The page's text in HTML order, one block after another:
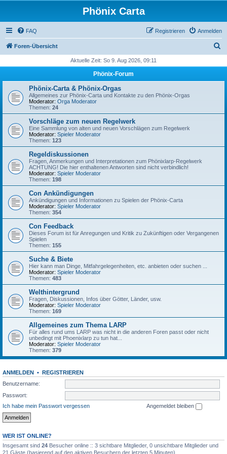
Phönix Carta
FAQ Anmelden
Registrieren
Foren-Übersicht
h
Aktuelle Zeit: So 9. Aug 2026, 09:11
Phönix-Forum
Phönix-Carta & Phönix-Orgas
Allgemeines zur Phönix-Carta und Kontakte zu den Phönix-Orgas
Moderator: Orga Moderator
Themen: 24
Vorschläge zum neuen Regelwerk
Eine Sammlung von alten und neuen Vorschlägen zum Regelwerk
Moderator: Spieler Moderator
Themen: 123
Regeldiskussionen
Fragen, Anmerkungen und Interpretationen zum Phönixlarp-Regelwerk
ACHTUNG! Die hier enthaltenen Antworten sind nicht verbindlich!
Moderator: Spieler Moderator
Themen: 198
Con Ankündigungen
Ankündigungen und Informationen zu Spielen der Phönix-Carta
Moderator: Spieler Moderator
Themen: 354
Con Feedback
Dieses Forum ist für Anregungen und Kritik zu Zukünftigen oder Vergangenen
Spielen
Themen: 155
Suche & Biete
Hier kann man Dinge, Mitfahrgelegenheiten, etc. anbieten oder suchen ...
Moderator: Spieler Moderator
Themen: 483
Welthintergrund
Fragen, Diskussionen, Infos über Götter, Länder, usw.
Moderator: Spieler Moderator
Themen: 169
Allgemeines zum Thema LARP
Für alles rund ums LARP was nicht in die anderen Foren passt oder nicht
unbedingt mit Phoenixlarp zu tun hat...
Moderator: Spieler Moderator
Themen: 379
ANMELDEN • REGISTRIEREN
Benutzername:
Passwort:
Ich habe mein Passwort vergessen
Angemeldet bleiben
WER IST ONLINE?
Insgesamt sind 24 Besucher online :: 3 sichtbare Mitglieder, 0 unsichtbare Mitglieder und
21 Gäste (basierend auf den aktiven Besuchern der letzten 5 Minuten)